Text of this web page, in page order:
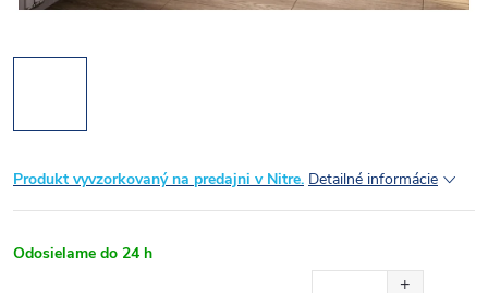
Produkt vyvzorkovaný na predajni v Nitre. Detailné informácie
Odosielame do 24 h